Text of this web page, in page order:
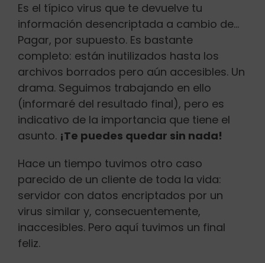
Es el típico virus que te devuelve tu
información desencriptada a cambio de…
Pagar, por supuesto. Es bastante
completo: están inutilizados hasta los
archivos borrados pero aún accesibles. Un
drama. Seguimos trabajando en ello
(informaré del resultado final), pero es
indicativo de la importancia que tiene el
asunto. ¡Te puedes quedar sin nada!
Hace un tiempo tuvimos otro caso
parecido de un cliente de toda la vida:
servidor con datos encriptados por un
virus similar y, consecuentemente,
inaccesibles. Pero aquí tuvimos un final
feliz.